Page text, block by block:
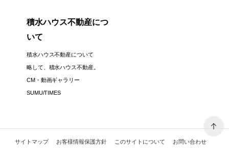
積水ハウス不動産につ
いて
積水ハウス不動産について
略して、積水ハウス不動産。
CM・動画ギャラリー
SUMU/TIMES
サイトマップ お客様情報保護方針 このサイトについて お問い合わせ